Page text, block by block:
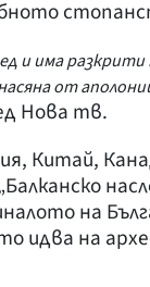
и има
от
Нова тв.
Китай,
на
идва на